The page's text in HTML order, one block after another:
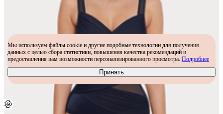
Мы используем файлы cookie и другие подобные технологии для получения
данных с целью сбора статистики, повышения качества рекомендаций и
предоставления вам возможности персонализированного просмотра. Подробнее
Принять